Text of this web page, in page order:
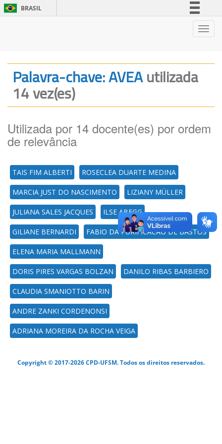
BRASIL
Legislação
Palavra-chave: AVEAutilizada
14 vez(es)
Utilizada por 14 docente(es) por ordem
de relevância
TAIS FIM ALBERTI ROSECLEA DUARTE MEDINA
MARCIA JUST DO NASCIMENTO LIZIANY MÜLLER
JULIANA SALES JACQUES ILSE ABEGG
GILIANE BERNARDI FABIO DA PURIFICACAO DE BASTOS
ELENA MARIA MALLMANN
DORIS PIRES VARGAS BOLZAN DANILO RIBAS BARBIERO
CLAUDIA SMANIOTTO BARIN
ANDRE ZANKI CORDENONSI
ADRIANA MOREIRA DA ROCHA VEIGA
Copyright © 2017-2026 CPD-UFSM. Todos os direitos reservados.